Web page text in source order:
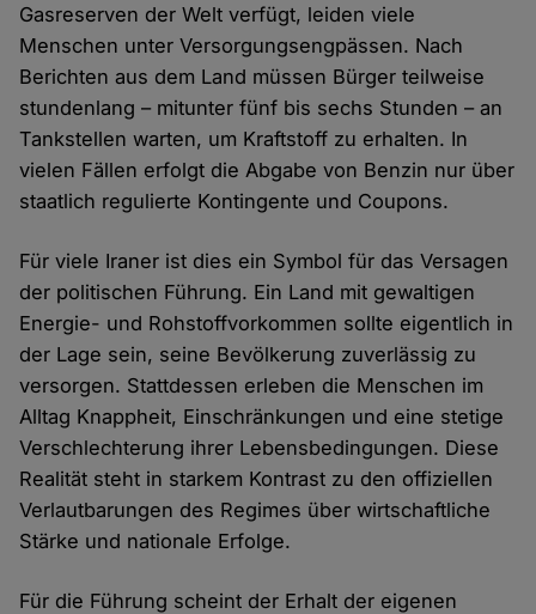
Gasreserven der Welt verfügt, leiden viele
Menschen unter Versorgungsengpässen. Nach
Berichten aus dem Land müssen Bürger teilweise
stundenlang – mitunter fünf bis sechs Stunden – an
Tankstellen warten, um Kraftstoff zu erhalten. In
vielen Fällen erfolgt die Abgabe von Benzin nur über
staatlich regulierte Kontingente und Coupons.
Für viele Iraner ist dies ein Symbol für das Versagen
der politischen Führung. Ein Land mit gewaltigen
Energie- und Rohstoffvorkommen sollte eigentlich in
der Lage sein, seine Bevölkerung zuverlässig zu
versorgen. Stattdessen erleben die Menschen im
Alltag Knappheit, Einschränkungen und eine stetige
Verschlechterung ihrer Lebensbedingungen. Diese
Realität steht in starkem Kontrast zu den offiziellen
Verlautbarungen des Regimes über wirtschaftliche
Stärke und nationale Erfolge.
Für die Führung scheint der Erhalt der eigenen